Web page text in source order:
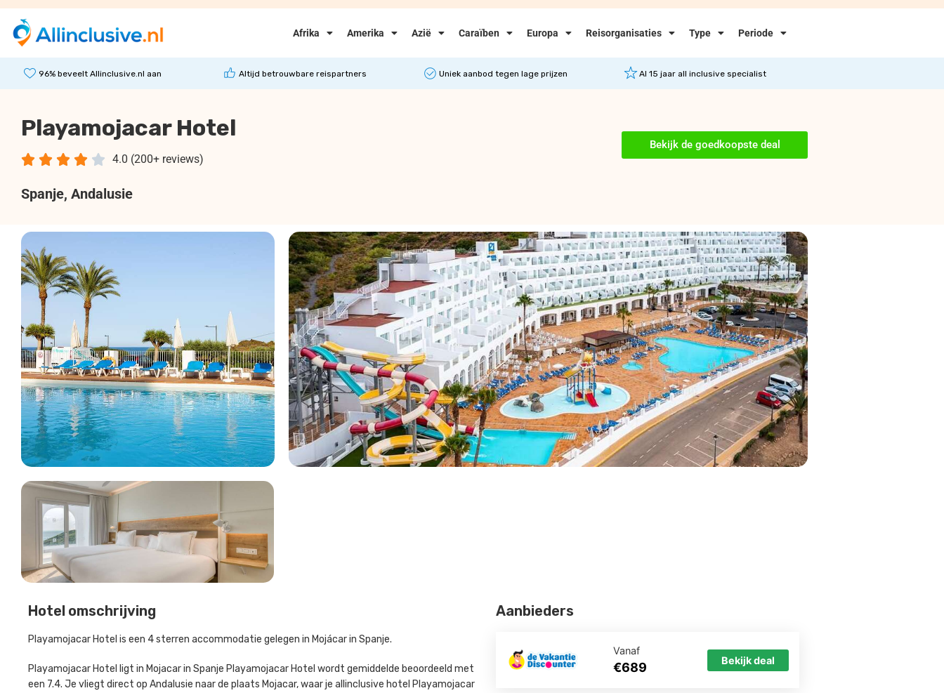
Afrika Amerika Azië Caraïben Europa Reisorganisaties Type Periode
96% beveelt Allinclusive.nl aan Altijd betrouwbare reispartners Uniek aanbod tegen lage prijzen Al 15 jaar all inclusive specialist
Playamojacar Hotel
4.0 (200+ reviews)
    
Spanje, Andalusie
Bekijk de goedkoopste deal
Hotel omschrijving
Playamojacar Hotel is een 4 sterren accommodatie gelegen in Mojácar in Spanje.
Playamojacar Hotel ligt in Mojacar in Spanje Playamojacar Hotel wordt gemiddelde beoordeeld met
een 7.4. Je vliegt direct op Andalusie naar de plaats Mojacar, waar je allinclusive hotel Playamojacar
Aanbieders
Vanaf
€689 Bekijk deal